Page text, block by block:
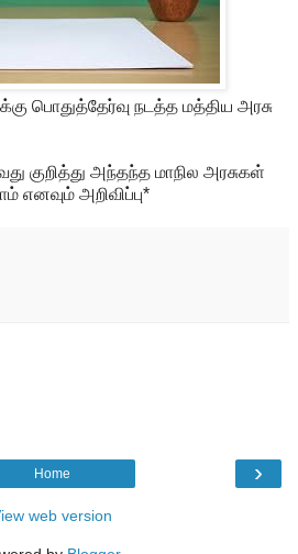
பொதுத்தேர்வு நடத்த மத்திய அரசு
குறித்து அந்தந்த மாநில அரசுகள்
எனவும் அறிவிப்பு*
›
Home
web version